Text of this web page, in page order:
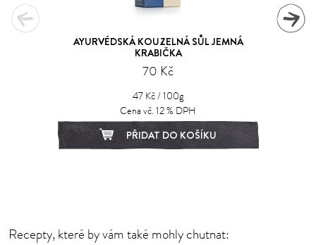
AYURVÉDSKÁ KOUZELNÁ SŮL JEMNÁ
KRABIČKA
70 Kč
47 Kč / 100g
Cena vč. 12 % DPH
PŘIDAT DO KOŠÍKU
Recepty, které by vám také mohly chutnat: